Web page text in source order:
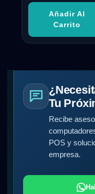
Añadir Al
Carrito
Tu
Recibe
POS y
empresa.